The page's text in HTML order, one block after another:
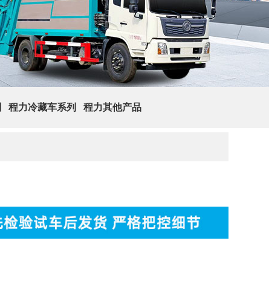
程力冷藏车系列 程力其他产品